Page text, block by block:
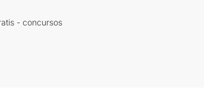
- concursos